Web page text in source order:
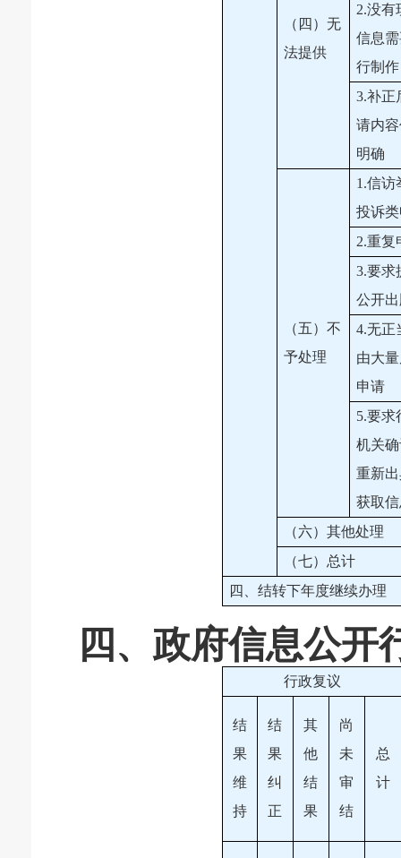
（四）无
法提供
2.没有
信息
行制作
3.补正
请内
明确
（五）不
予处理
1.信访
投诉
2.重复
3.要求
公开
4.无正
由大
申请
5.要求
机关
重新
获取
（六）其他处理
（七）总计
四、结转下年度继续办理
四、政府信息公开
行政复议
结
果
维
持
结
果
纠
正
其
他
结
果
尚
未
审
结
总
计